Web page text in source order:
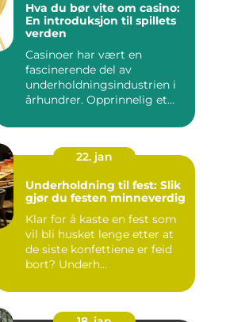
Hva du bør vite om casino:
En introduksjon til spillets
verden
Casinoer har vært en
fascinerende del av
underholdningsindustrien i
århundrer. Opprinnelig et
22. jan
Underholdning til fest: Slik
gjør du festen minneverdig
Klar for å kaste en fest som
vil bli husket lenge etter at
de siste konfettiene er feid
bort? Underh...